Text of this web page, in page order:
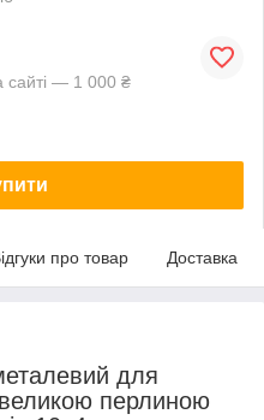
сайті — 1 000 ₴
про товар Доставка
для
перлиною